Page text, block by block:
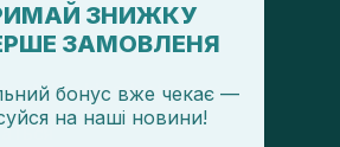
в Instagram
ЗНИЖКУ
ЗАМОВЛЕНЯ
бонус вже чекає —
на наші новини!